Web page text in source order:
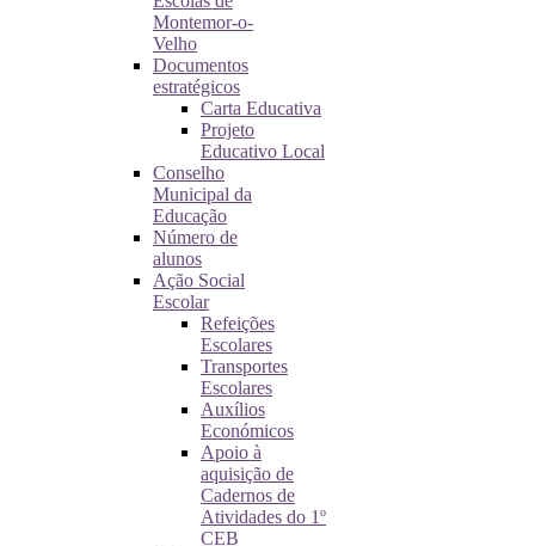
Montemor-o-
Velho
Documentos
estratégicos
Carta Educativa
Projeto
Educativo Local
Conselho
Municipal da
Educação
Número de
alunos
Ação Social
Escolar
Refeições
Escolares
Transportes
Escolares
Auxílios
Económicos
Apoio à
aquisição de
Cadernos de
Atividades do 1º
CEB